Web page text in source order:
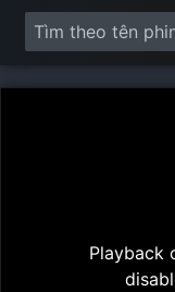
Playback